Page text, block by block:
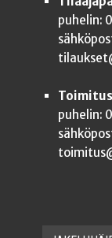
puhelin:
Toimitus
puhelin: